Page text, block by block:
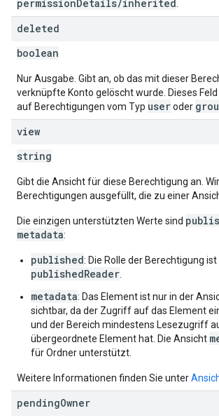
permissionDetails/inherited
deleted
boolean
Nur Ausgabe. Gibt an, ob das mit dieser
verknüpfte Konto gelöscht wurde. Dieses
auf Berechtigungen vom Typ useroder
view
string
Gibt die Ansicht für diese Berechtigung an.
Berechtigungen ausgefüllt, die zu einer
Die einzigen unterstützten Werte sind
metadata:
published: Die Rolle der Berechtigung ist
publishedReader
metadata: Das Element ist nur in der
sichtbar, da der Zugriff auf das Element
und der Bereich mindestens Lesezugriff
übergeordnete Element hat. Die Ansicht
für Ordner unterstützt.
Weitere Informationen finden Sie unter
pendingOwner